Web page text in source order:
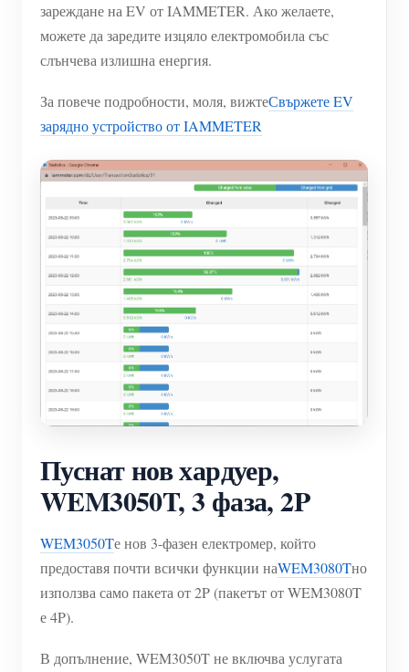
зареждане на EV от IAMMETER. Ако желаете,
можете да заредите изцяло електромобила със
слънчева излишна енергия.
За повече подробности, моля, вижтеСвържете EV
зарядно устройство от IAMMETER
Пуснат нов хардуер,
WEM3050T, 3 фаза, 2P
WEM3050Tе нов 3-фазен електромер, който
предоставя почти всички функции наWEM3080Tно
използва само пакета от 2P (пакетът от WEM3080T
е 4P).
В допълнение, WEM3050T не включва услугата